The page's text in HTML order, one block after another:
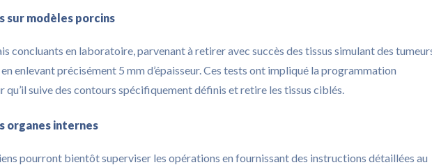
sur modèles porcins
concluants en laboratoire, parvenant à retirer avec succès des tissus simulant des
enlevant précisément 5 mm d’épaisseur. Ces tests ont impliqué la programmation
qu’il suive des contours spécifiquement définis et retire les tissus ciblés.
organes internes
pourront bientôt superviser les opérations en fournissant des instructions détaillées au